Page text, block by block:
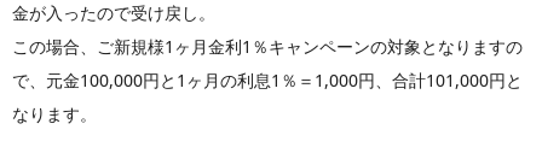
金が入ったので受け戻し。
この場合、ご新規様1ヶ月金利1％キャンペーンの対象となりますの
で、元金100,000円と1ヶ月の利息1％＝1,000円、合計101,000円と
なります。